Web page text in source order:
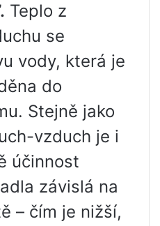
Teplo z
se
vody, která je
do
Stejně jako
vzduch je i
účinnost
závislá na
– čím je nižší,